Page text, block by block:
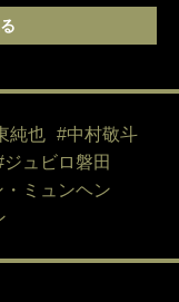
純也
#中村敬斗
ジュビロ磐田
ミュンヘン